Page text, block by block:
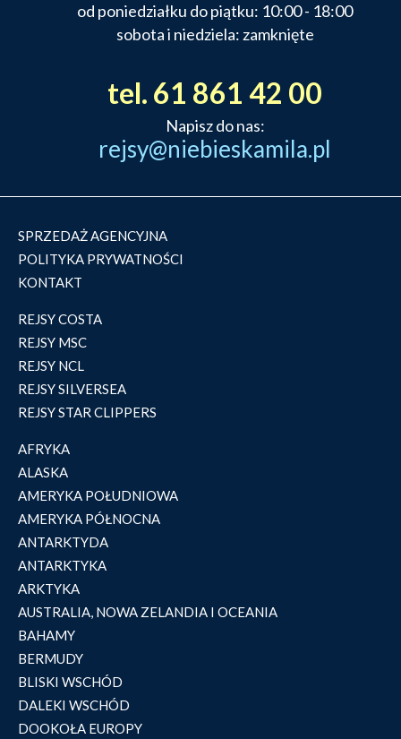
od poniedziałku do piątku: 10:00 - 18:00
sobota i niedziela: zamknięte
tel. 61 861 42 00
Napisz do nas:
rejsy@niebieskamila.pl
SPRZEDAŻ AGENCYJNA
POLITYKA PRYWATNOŚCI
KONTAKT
REJSY COSTA
REJSY MSC
REJSY NCL
REJSY SILVERSEA
REJSY STAR CLIPPERS
AFRYKA
ALASKA
AMERYKA POŁUDNIOWA
AMERYKA PÓŁNOCNA
ANTARKTYDA
ANTARKTYKA
ARKTYKA
AUSTRALIA, NOWA ZELANDIA I OCEANIA
BAHAMY
BERMUDY
BLISKI WSCHÓD
DALEKI WSCHÓD
DOOKOŁA EUROPY